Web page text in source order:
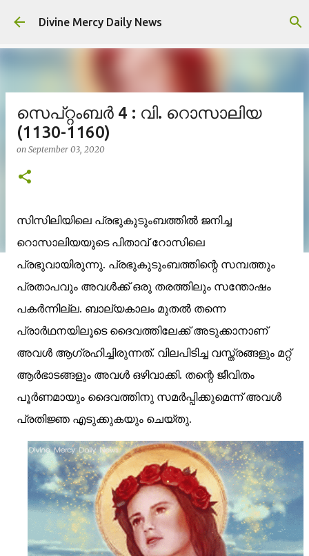
Skip to main content
Divine Mercy Daily News
സെപ്റ്റംബര്‍ 4 : വി. റൊസാലിയ
(1130-1160)
on September 03, 2020
സിസിലിയിലെ പ്രഭുകുടുംബത്തില്‍ ജനിച്ച
റൊസാലിയയുടെ പിതാവ് റോസിലെ
പ്രഭുവായിരുന്നു. പ്രഭുകുടുംബത്തിന്റെ സമ്പത്തും
പ്രതാപവും അവള്‍ക്ക് ഒരു തരത്തിലും സന്തോഷം
പകര്‍ന്നില്ല. ബാല്യകാലം മുതല്‍ തന്നെ
പ്രാര്‍ഥനയിലൂടെ ദൈവത്തിലേക്ക് അടുക്കാനാണ്
അവള്‍ ആഗ്രഹിച്ചിരുന്നത്. വിലപിടിച്ച വസ്ത്രങ്ങളും മറ്റ്
ആര്‍ഭാടങ്ങളും അവള്‍ ഒഴിവാക്കി. തന്റെ ജീവിതം
പൂര്‍ണമായും ദൈവത്തിനു സമര്‍പ്പിക്കുമെന്ന് അവള്‍
പ്രതിജ്ഞ എടുക്കുകയും ചെയ്തു.